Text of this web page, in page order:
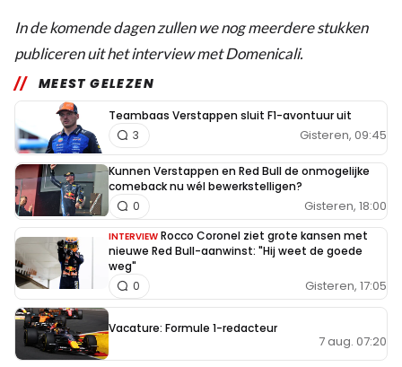
In de komende dagen zullen we nog meerdere stukken
publiceren uit het interview met Domenicali.
MEEST GELEZEN
Teambaas Verstappen sluit F1-avontuur uit
Gisteren, 09:45
3
Kunnen Verstappen en Red Bull de onmogelijke
comeback nu wél bewerkstelligen?
Gisteren, 18:00
0
INTERVIEW Rocco Coronel ziet grote kansen met
nieuwe Red Bull-aanwinst: "Hij weet de goede
weg"
Gisteren, 17:05
0
Vacature: Formule 1-redacteur
7 aug. 07:20